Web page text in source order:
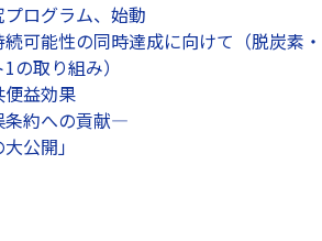
ログラム、始動
可能性の同時達成に向けて（脱炭素・
の取り組み）
益効果
約への貢献—
公開」